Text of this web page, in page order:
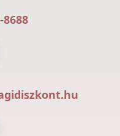
8688